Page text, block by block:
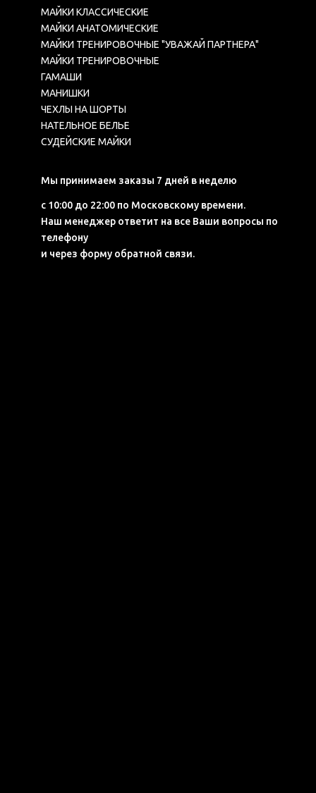
МАЙКИ КЛАССИЧЕСКИЕ
МАЙКИ АНАТОМИЧЕСКИЕ
МАЙКИ ТРЕНИРОВОЧНЫЕ "УВАЖАЙ ПАРТНЕРА"
МАЙКИ ТРЕНИРОВОЧНЫЕ
ГАМАШИ
МАНИШКИ
ЧЕХЛЫ НА ШОРТЫ
НАТЕЛЬНОЕ БЕЛЬЕ
СУДЕЙСКИЕ МАЙКИ
Мы принимаем заказы 7 дней в неделю
с 10:00 до 22:00 по Московскому времени.
Наш менеджер ответит на все Ваши вопросы по
телефону
и через форму обратной связи.